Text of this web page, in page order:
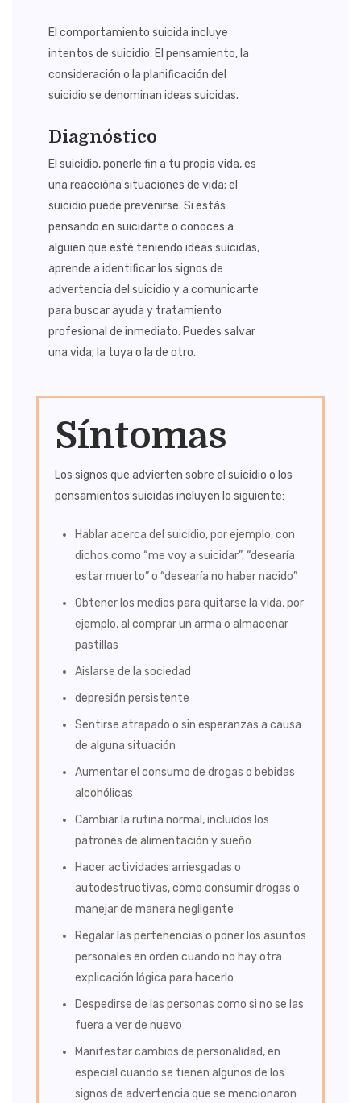
El comportamiento suicida incluye
intentos de suicidio. El pensamiento, la
consideración o la planificación del
suicidio se denominan ideas suicidas.
Diagnóstico
El suicidio, ponerle fin a tu propia vida, es
una reaccióna situaciones de vida; el
suicidio puede prevenirse. Si estás
pensando en suicidarte o conoces a
alguien que esté teniendo ideas suicidas,
aprende a identificar los signos de
advertencia del suicidio y a comunicarte
para buscar ayuda y tratamiento
profesional de inmediato. Puedes salvar
una vida; la tuya o la de otro.
Síntomas
Los signos que advierten sobre el suicidio o los
pensamientos suicidas incluyen lo siguiente:
Hablar acerca del suicidio, por ejemplo, con
dichos como “me voy a suicidar”, “desearía
estar muerto” o “desearía no haber nacido”
Obtener los medios para quitarse la vida, por
ejemplo, al comprar un arma o almacenar
pastillas
Aislarse de la sociedad
depresión persistente
Sentirse atrapado o sin esperanzas a causa
de alguna situación
Aumentar el consumo de drogas o bebidas
alcohólicas
Cambiar la rutina normal, incluidos los
patrones de alimentación y sueño
Hacer actividades arriesgadas o
autodestructivas, como consumir drogas o
manejar de manera negligente
Regalar las pertenencias o poner los asuntos
personales en orden cuando no hay otra
explicación lógica para hacerlo
Despedirse de las personas como si no se las
fuera a ver de nuevo
Manifestar cambios de personalidad, en
especial cuando se tienen algunos de los
signos de advertencia que se mencionaron